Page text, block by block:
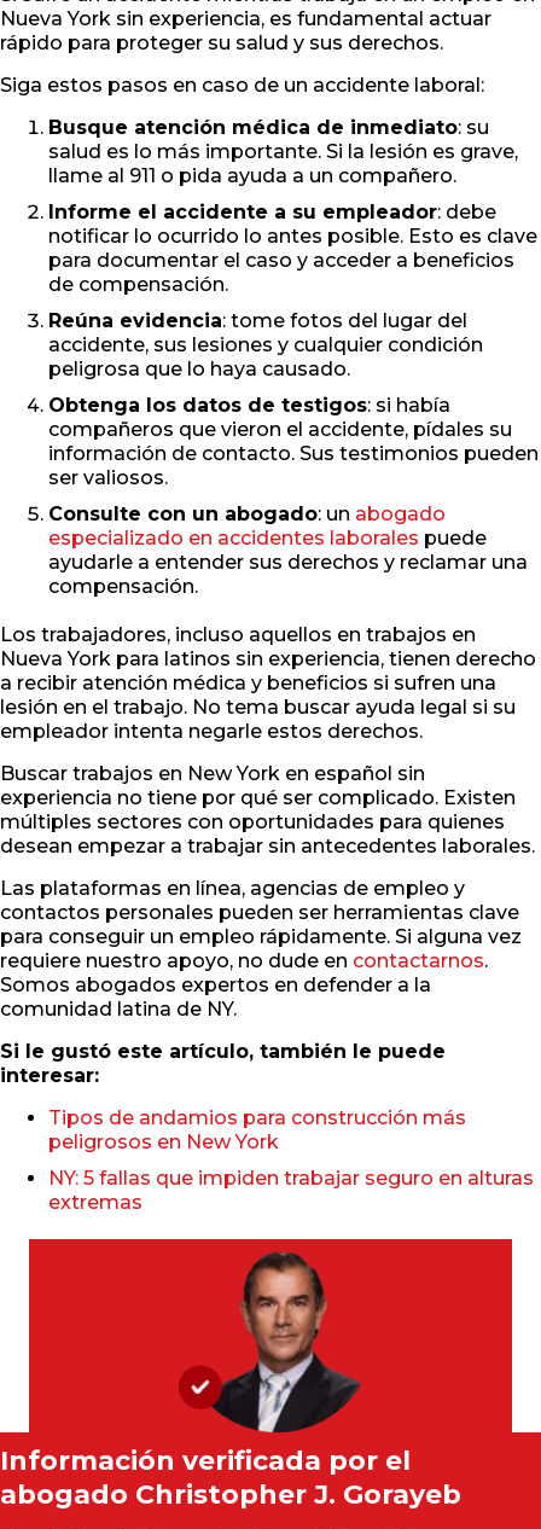
Nueva York sin experiencia, es fundamental actuar
rápido para proteger su salud y sus derechos.
Siga estos pasos en caso de un accidente laboral:
Busque atención médica de inmediato: su
salud es lo más importante. Si la lesión es grave,
llame al 911 o pida ayuda a un compañero.
Informe el accidente a su empleador: debe
notificar lo ocurrido lo antes posible. Esto es clave
para documentar el caso y acceder a beneficios
de compensación.
Reúna evidencia: tome fotos del lugar del
accidente, sus lesiones y cualquier condición
peligrosa que lo haya causado.
Obtenga los datos de testigos: si había
compañeros que vieron el accidente, pídales su
información de contacto. Sus testimonios pueden
ser valiosos.
Consulte con un abogado: un abogado
especializado en accidentes laborales puede
ayudarle a entender sus derechos y reclamar una
compensación.
Los trabajadores, incluso aquellos en trabajos en
Nueva York para latinos sin experiencia, tienen derecho
a recibir atención médica y beneficios si sufren una
lesión en el trabajo. No tema buscar ayuda legal si su
empleador intenta negarle estos derechos.
Buscar trabajos en New York en español sin
experiencia no tiene por qué ser complicado. Existen
múltiples sectores con oportunidades para quienes
desean empezar a trabajar sin antecedentes laborales.
Las plataformas en línea, agencias de empleo y
contactos personales pueden ser herramientas clave
para conseguir un empleo rápidamente. Si alguna vez
requiere nuestro apoyo, no dude en contactarnos.
Somos abogados expertos en defender a la
comunidad latina de NY.
Si le gustó este artículo, también le puede
interesar:
Tipos de andamios para construcción más
peligrosos en New York
NY: 5 fallas que impiden trabajar seguro en alturas
extremas
Información verificada por el
abogado Christopher J. Gorayeb